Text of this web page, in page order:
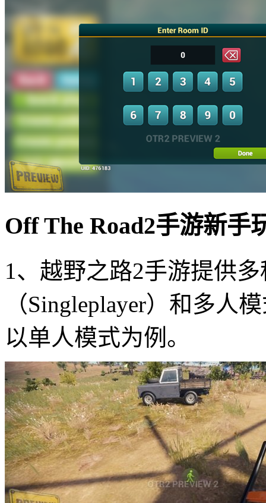
Off The Road2手游新手
1、越野之路2手游提供
（Singleplayer）和多人
以单人模式为例。